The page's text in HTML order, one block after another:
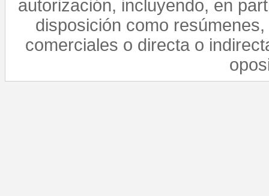
autorización, incluyendo, en
disposición como
comerciales o directa o